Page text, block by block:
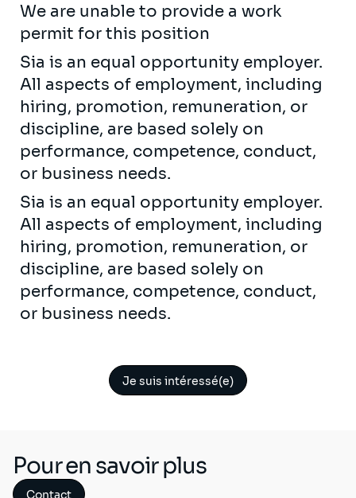
We are unable to provide a work
permit for this position
Sia is an equal opportunity employer.
All aspects of employment, including
hiring, promotion, remuneration, or
discipline, are based solely on
performance, competence, conduct,
or business needs.
Sia is an equal opportunity employer.
All aspects of employment, including
hiring, promotion, remuneration, or
discipline, are based solely on
performance, competence, conduct,
or business needs.
Je suis intéressé(e)
Pour en savoir plus
Contact